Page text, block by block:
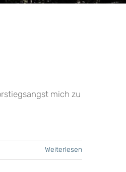
mich zu
Weiterlesen